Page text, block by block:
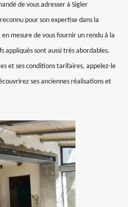
de vous adresser à Sigler
pour son expertise dans la
mesure de vous fournir un rendu à la
appliqués sont aussi très abordables.
et ses conditions tarifaires, appelez-le
ses anciennes réalisations et